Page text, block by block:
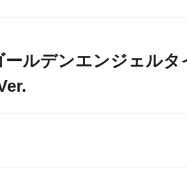
ールデンエンジェルタ